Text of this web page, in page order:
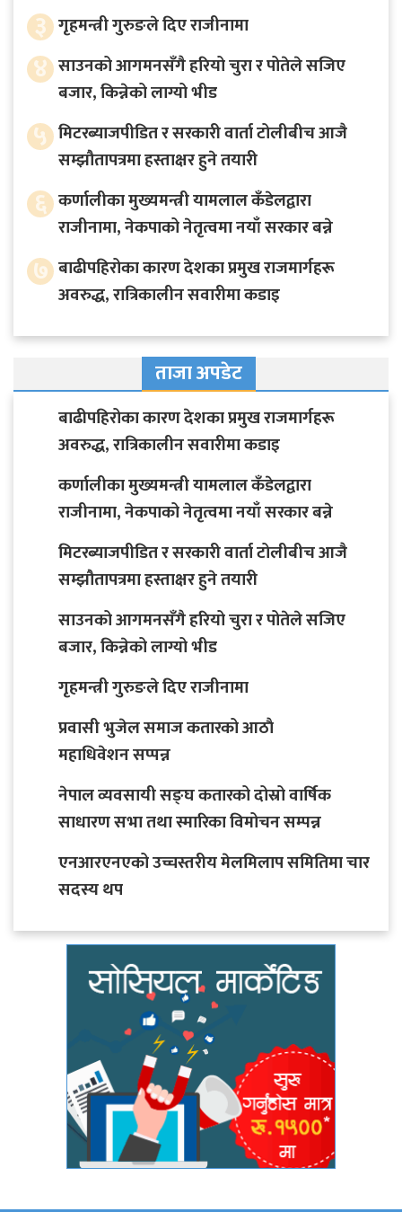
३ गृहमन्त्री गुरुङले दिए राजीनामा
४ साउनको आगमनसँगै हरियो चुरा र पोतेले सजिए
बजार, किन्नेको लाग्यो भीड
५ मिटरब्याजपीडित र सरकारी वार्ता टोलीबीच आजै
सम्झौतापत्रमा हस्ताक्षर हुने तयारी
६ कर्णालीका मुख्यमन्त्री यामलाल कँडेलद्वारा
राजीनामा, नेकपाको नेतृत्वमा नयाँ सरकार बन्ने
७ बाढीपहिरोका कारण देशका प्रमुख राजमार्गहरू
अवरुद्ध, रात्रिकालीन सवारीमा कडाइ
ताजा अपडेट
बाढीपहिरोका कारण देशका प्रमुख राजमार्गहरू
अवरुद्ध, रात्रिकालीन सवारीमा कडाइ
कर्णालीका मुख्यमन्त्री यामलाल कँडेलद्वारा
राजीनामा, नेकपाको नेतृत्वमा नयाँ सरकार बन्ने
मिटरब्याजपीडित र सरकारी वार्ता टोलीबीच आजै
सम्झौतापत्रमा हस्ताक्षर हुने तयारी
साउनको आगमनसँगै हरियो चुरा र पोतेले सजिए
बजार, किन्नेको लाग्यो भीड
गृहमन्त्री गुरुङले दिए राजीनामा
प्रवासी भुजेल समाज कतारको आठाै
महाधिवेशन सप्पन्न
नेपाल व्यवसायी सङ्घ कतारको दोस्रो वार्षिक
साधारण सभा तथा स्मारिका विमोचन सम्पन्न
एनआरएनएको उच्चस्तरीय मेलमिलाप समितिमा चार
सदस्य थप